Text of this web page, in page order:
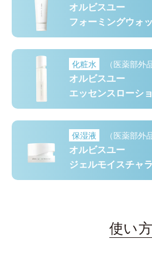
オルビスユー
フォーミングウォ
化粧水 （医薬部外
オルビスユー
エッセンスローシ
保湿液 （医薬部外
オルビスユー
ジェルモイスチャ
使い方